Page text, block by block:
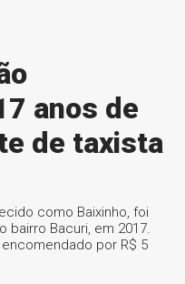
anos de
de taxista
como Baixinho, foi
bairro Bacuri, em 2017.
por R$ 5